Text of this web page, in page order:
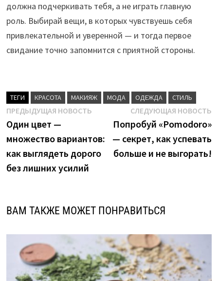
должна подчеркивать тебя, а не играть главную
роль. Выбирай вещи, в которых чувствуешь себя
привлекательной и уверенной — и тогда первое
свидание точно запомнится с приятной стороны.
ТЕГИ КРАСОТА МАКИЯЖ МОДА ОДЕЖДА СТИЛЬ
Навигация
по
записям
ПРЕДЫДУЩАЯ НОВОСТЬПредыдущая
новость:
Один цвет —
множество вариантов:
как выглядеть дорого
без лишних усилий
СЛЕДУЮЩАЯ НОВОСТЬ
Попробуй «Pomodoro»
— секрет, как успевать
больше и не выгорать!
ВАМ ТАКЖЕ МОЖЕТ ПОНРАВИТЬСЯ